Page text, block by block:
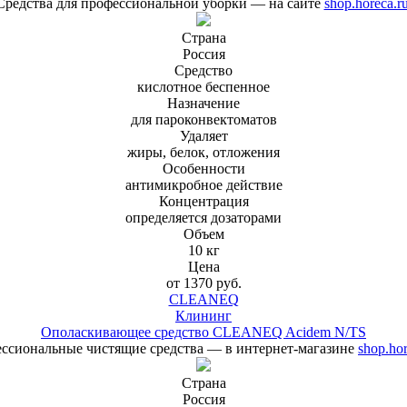
Страна
Россия
Средство
кислотное беспенное
Назначение
для пароконвектоматов
Удаляет
жиры, белок, отложения
Особенности
антимикробное действие
Концентрация
определяется дозаторами
Объем
10 кг
Цена
от 1370 руб.
CLEANEQ
Клининг
Ополаскивающее средство CLEANEQ Acidem N/TS
чистящие средства — в интернет-магазине
Страна
Россия